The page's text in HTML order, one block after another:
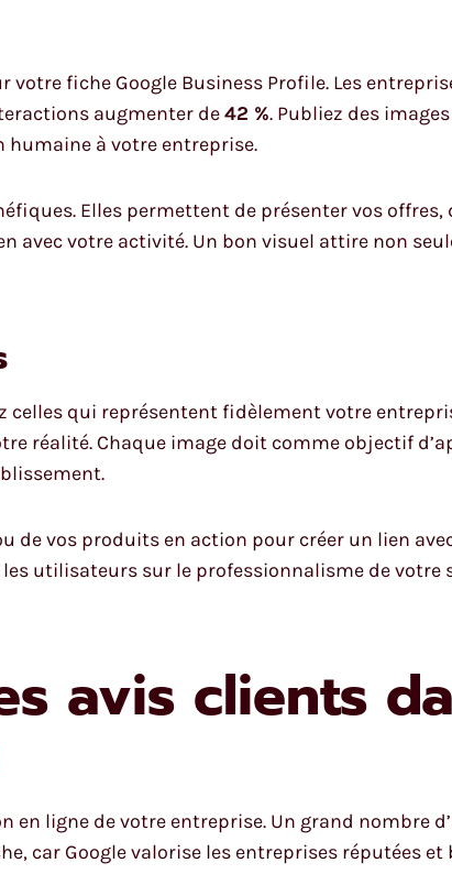
fiche Google Business Profile. Les
augmenter de42 %. Publiez des
humaine à votre entreprise.
Elles permettent de présenter vos
avec votre activité. Un bon visuel attire non
celles qui représentent fidèlement votre
réalité. Chaque image doit comme objectif
de vos produits en action pour créer un lien
utilisateurs sur le professionnalisme de votre
avis clients
en ligne de votre entreprise. Un grand nombre
car Google valorise les entreprises réputées